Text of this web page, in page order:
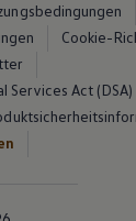
Cookie-
Services Act (DSA)